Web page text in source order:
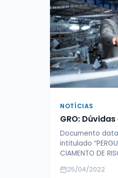
NOTÍCIAS
GRO:
Documento
intitulado
CIAMENTO DE
25/04/2022